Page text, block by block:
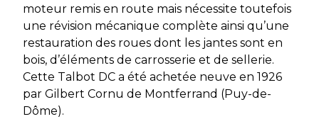
moteur remis en route mais nécessite toutefois
une révision mécanique complète ainsi qu’une
restauration des roues dont les jantes sont en
bois, d’éléments de carrosserie et de sellerie.
Cette Talbot DC a été achetée neuve en 1926
par Gilbert Cornu de Montferrand (Puy-de-
Dôme).